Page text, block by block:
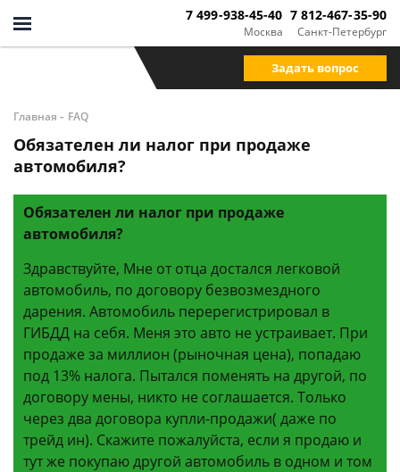
Москва
7 499-938-45-40
Санкт-Петербург
7 812-467-35-90
Задать вопрос
Главная - FAQ
Обязателен ли налог при продаже
автомобиля?
Обязателен ли налог при продаже
автомобиля?
Здравствуйте, Мне от отца достался легковой
автомобиль, по договору безвозмездного
дарения. Автомобиль перерегистрировал в
ГИБДД на себя. Меня это авто не устраивает. При
продаже за миллион (рыночная цена), попадаю
под 13% налога. Пытался поменять на другой, по
договору мены, никто не соглашается. Только
через два договора купли-продажи( даже по
трейд ин). Скажите пожалуйста, если я продаю и
тут же покупаю другой автомобиль в одном и том